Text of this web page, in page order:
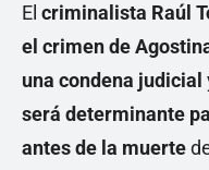
El criminalista Raúl
el crimen de
una condena judicial
será determinante
antes de la muerte